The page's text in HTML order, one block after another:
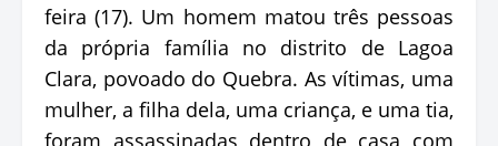
feira (17). Um homem matou três pessoas
da própria família no distrito de Lagoa
Clara, povoado do Quebra. As vítimas, uma
mulher, a filha dela, uma criança, e uma tia,
foram assassinadas dentro de casa com